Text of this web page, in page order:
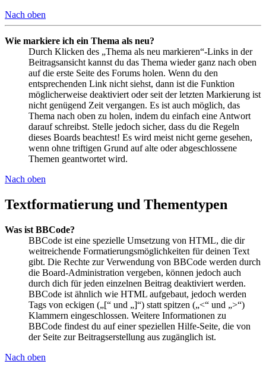
Nach oben
Wie markiere ich ein Thema als neu?
Durch Klicken des „Thema als neu markieren“-Links in der
Beitragsansicht kannst du das Thema wieder ganz nach oben
auf die erste Seite des Forums holen. Wenn du den
entsprechenden Link nicht siehst, dann ist die Funktion
möglicherweise deaktiviert oder seit der letzten Markierung ist
nicht genügend Zeit vergangen. Es ist auch möglich, das
Thema nach oben zu holen, indem du einfach eine Antwort
darauf schreibst. Stelle jedoch sicher, dass du die Regeln
dieses Boards beachtest! Es wird meist nicht gerne gesehen,
wenn ohne triftigen Grund auf alte oder abgeschlossene
Themen geantwortet wird.
Nach oben
Textformatierung und Thementypen
Was ist BBCode?
BBCode ist eine spezielle Umsetzung von HTML, die dir
weitreichende Formatierungsmöglichkeiten für deinen Text
gibt. Die Rechte zur Verwendung von BBCode werden durch
die Board-Administration vergeben, können jedoch auch
durch dich für jeden einzelnen Beitrag deaktiviert werden.
BBCode ist ähnlich wie HTML aufgebaut, jedoch werden
Tags von eckigen („[“ und „]“) statt spitzen („<“ und „>“)
Klammern eingeschlossen. Weitere Informationen zu
BBCode findest du auf einer speziellen Hilfe-Seite, die von
der Seite zur Beitragserstellung aus zugänglich ist.
Nach oben